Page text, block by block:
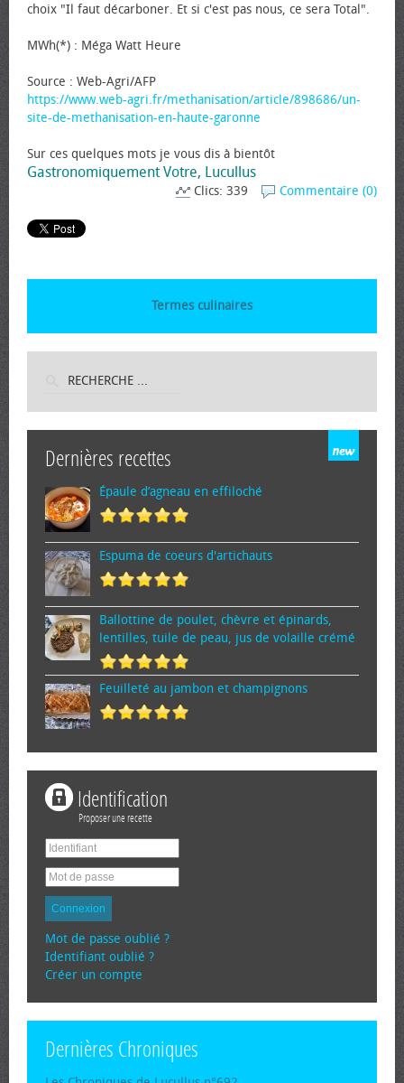
choix "Il faut décarboner. Et si c'est pas nous, ce sera Total".
MWh(*) : Méga Watt Heure
Source : Web-Agri/AFP
https://www.web-agri.fr/methanisation/article/898686/un-
site-de-methanisation-en-haute-garonne
Sur ces quelques mots je vous dis à bientôt
Gastronomiquement Votre, Lucullus
Commentaire (0)
Clics: 339
Termes culinaires
Dernières recettes
Épaule d’agneau en effiloché
Espuma de cœurs d'artichauts
Ballottine de poulet, chèvre et épinards,
lentilles, tuile de peau, jus de volaille crémé
Feuilleté au jambon et champignons
Identification
Proposer une recette
Connexion
Mot de passe oublié ?
Identifiant oublié ?
Créer un compte
Dernières Chroniques